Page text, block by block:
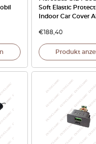
Soft Elastic
Indoor Car Cover
€188,40
Produkt